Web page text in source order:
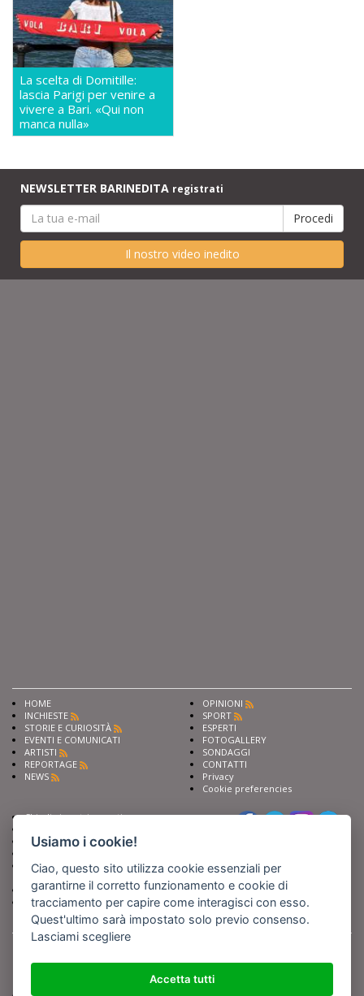
La scelta di Domitille:
lascia Parigi per venire a
vivere a Bari. «Qui non
manca nulla»
NEWSLETTER BARINEDITA registrati
Il nostro video inedito
HOME
INCHIESTE
STORIE E CURIOSITÀ
EVENTI E COMUNICATI
ARTISTI
REPORTAGE
NEWS
OPINIONI
SPORT
ESPERTI
FOTOGALLERY
SONDAGGI
CONTATTI
Privacy
Cookie preferencies
Chiedi ai nostri esperti
Fai pubblicità con noi
Iscriviti al nostro corso di
giornalismo
Compra i nostri libri
Entra in Barinedita Map
, Partita IVA 07355350724
detiene i Diritti d'Autore e sono state prodotte nell'anno 2012 e seguenti
Usiamo i cookie!
Ciao, questo sito utilizza cookie essenziali per
garantirne il corretto funzionamento e cookie di
tracciamento per capire come interagisci con esso.
Quest'ultimo sarà impostato solo previo consenso.
Lasciami scegliere
Accetta tutti